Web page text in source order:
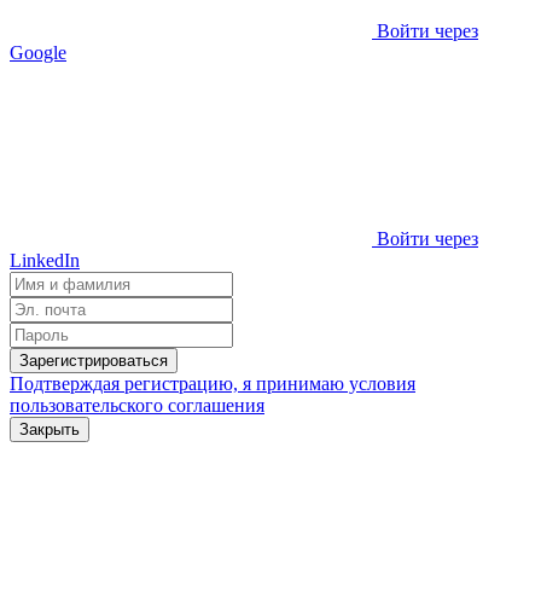
Войти через
Google
Войти через
LinkedIn
Зарегистрироваться
Подтверждая регистрацию, я принимаю условия
пользовательского соглашения
Закрыть